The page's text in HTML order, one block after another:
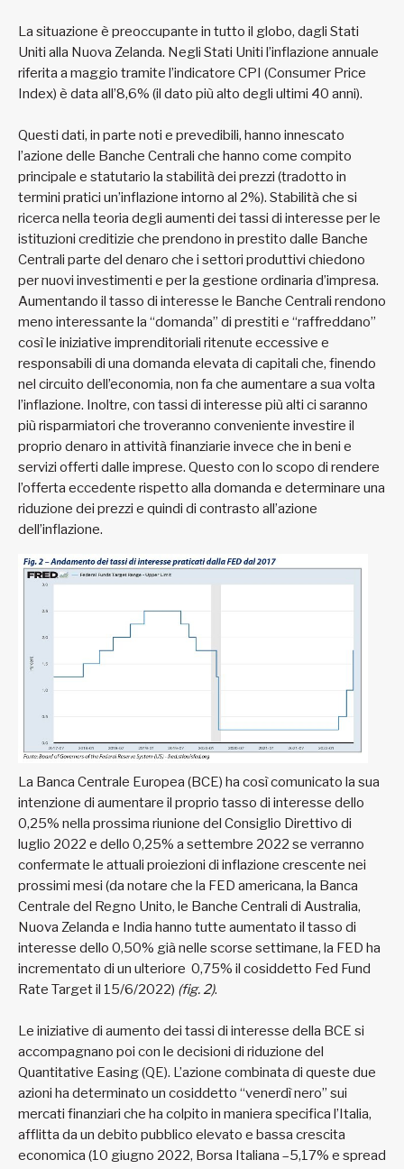
La situazione è preoccupante in tutto il globo, dagli Stati
Uniti alla Nuova Zelanda. Negli Stati Uniti l’inflazione annuale
riferita a maggio tramite l’indicatore CPI (Consumer Price
Index) è data all’8,6% (il dato più alto degli ultimi 40 anni).
Questi dati, in parte noti e prevedibili, hanno innescato
l’azione delle Banche Centrali che hanno come compito
principale e statutario la stabilità dei prezzi (tradotto in
termini pratici un’inflazione intorno al 2%). Stabilità che si
ricerca nella teoria degli aumenti dei tassi di interesse per le
istituzioni creditizie che prendono in prestito dalle Banche
Centrali parte del denaro che i settori produttivi chiedono
per nuovi investimenti e per la gestione ordinaria d’impresa.
Aumentando il tasso di interesse le Banche Centrali rendono
meno interessante la “domanda” di prestiti e “raffreddano”
così le iniziative imprenditoriali ritenute eccessive e
responsabili di una domanda elevata di capitali che, finendo
nel circuito dell’economia, non fa che aumentare a sua volta
l’inflazione. Inoltre, con tassi di interesse più alti ci saranno
più risparmiatori che troveranno conveniente investire il
proprio denaro in attività finanziarie invece che in beni e
servizi offerti dalle imprese. Questo con lo scopo di rendere
l’offerta eccedente rispetto alla domanda e determinare una
riduzione dei prezzi e quindi di contrasto all’azione
dell’inflazione.
La Banca Centrale Europea (BCE) ha così comunicato la sua
intenzione di aumentare il proprio tasso di interesse dello
0,25% nella prossima riunione del Consiglio Direttivo di
luglio 2022 e dello 0,25% a settembre 2022 se verranno
confermate le attuali proiezioni di inflazione crescente nei
prossimi mesi (da notare che la FED americana, la Banca
Centrale del Regno Unito, le Banche Centrali di Australia,
Nuova Zelanda e India hanno tutte aumentato il tasso di
interesse dello 0,50% già nelle scorse settimane, la FED ha
incrementato di un ulteriore 0,75% il cosiddetto Fed Fund
Rate Target il 15/6/2022) (fig. 2).
Le iniziative di aumento dei tassi di interesse della BCE si
accompagnano poi con le decisioni di riduzione del
Quantitative Easing (QE). L’azione combinata di queste due
azioni ha determinato un cosiddetto “venerdì nero” sui
mercati finanziari che ha colpito in maniera specifica l’Italia,
afflitta da un debito pubblico elevato e bassa crescita
economica (10 giugno 2022, Borsa Italiana –5,17% e spread